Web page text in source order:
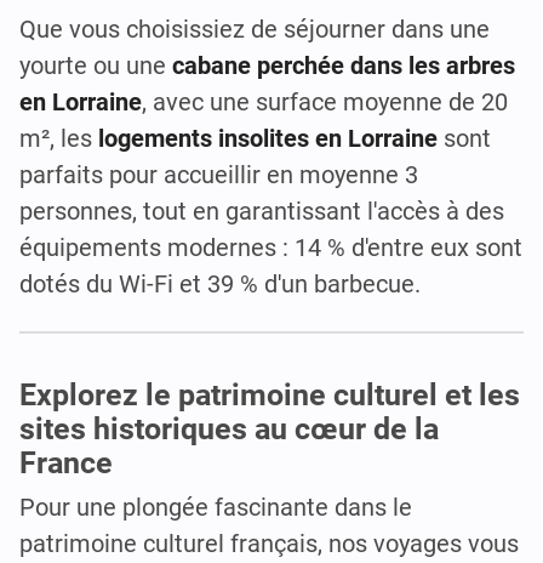
Que vous choisissiez de séjourner dans une
yourte ou une cabane perchée dans les arbres
en Lorraine, avec une surface moyenne de 20
m², les logements insolites en Lorraine sont
parfaits pour accueillir en moyenne 3
personnes, tout en garantissant l'accès à des
équipements modernes : 14 % d'entre eux sont
dotés du Wi-Fi et 39 % d'un barbecue.
Explorez le patrimoine culturel et les
sites historiques au cœur de la
France
Pour une plongée fascinante dans le
patrimoine culturel français, nos voyages vous